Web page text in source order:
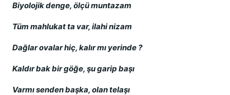
Biyolojik denge, ölçü muntazam
Tüm mahlukat ta var, ilahi nizam
Dağlar ovalar hiç, kalır mı yerinde ?
Kaldır bak bir göğe, şu garip başı
Varmı senden başka, olan telaşı